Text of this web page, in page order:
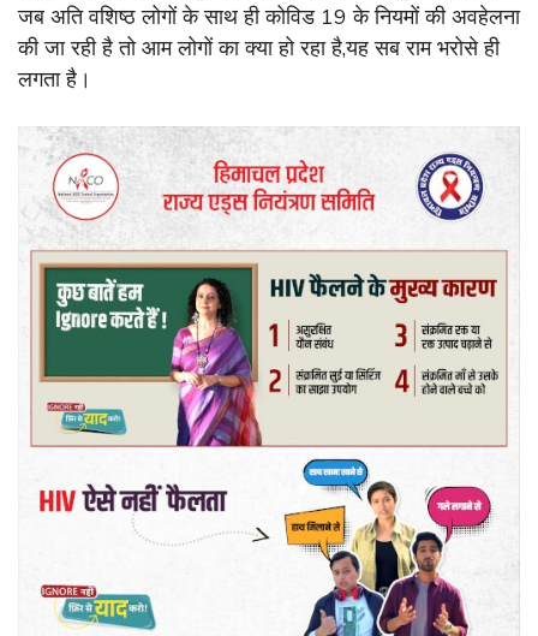
जब अति वशिष्ठ लोगों के साथ ही कोविड 19 के नियमों की अवहेलना
की जा रही है तो आम लोगों का क्या हो रहा है,यह सब राम भरोसे ही
लगता है।